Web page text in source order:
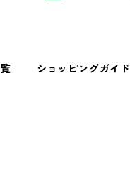
ショッピングガイド